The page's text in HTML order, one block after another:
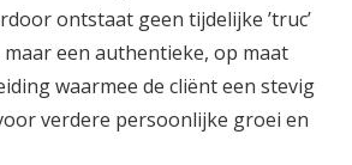
ontstaat geen tijdelijke ’truc’
een authentieke, op maat
waarmee de cliënt een stevig
verdere persoonlijke groei en